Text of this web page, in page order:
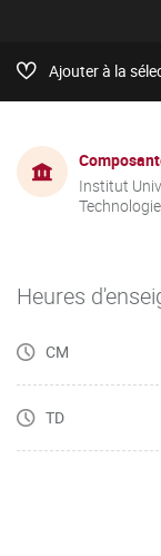
Ajouter à la
Institut
Heures
CM
TD